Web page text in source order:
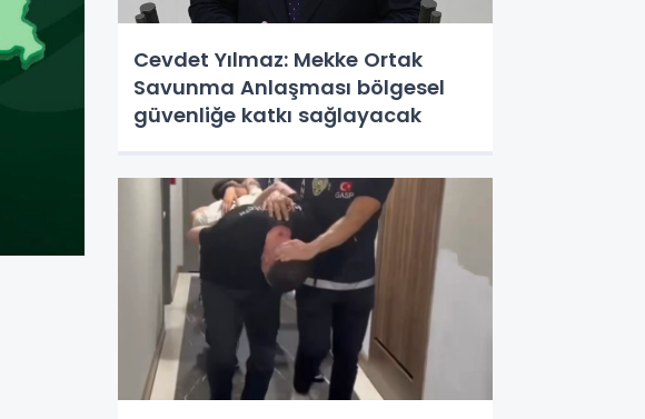
Cevdet Yılmaz: Mekke Ortak
Savunma Anlaşması bölgesel
güvenliğe katkı sağlayacak